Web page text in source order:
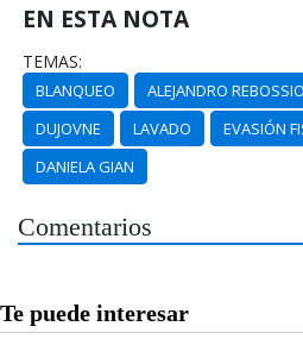
EN ESTA NOTA
TEMAS:
BLANQUEO ALEJANDRO REBOSSIO
DUJOVNE
LAVADO EVASIÓN
DANIELA GIAN
Comentarios